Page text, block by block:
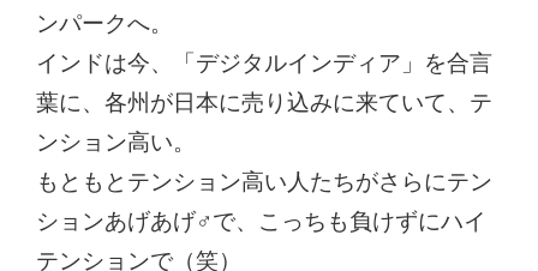
ンパークへ。
インドは今、「デジタルインディア」を合言
葉に、各州が日本に売り込みに来ていて、テ
ンション高い。
もともとテンション高い人たちがさらにテン
ションあげあげ♂で、こっちも負けずにハイ
テンションで（笑）